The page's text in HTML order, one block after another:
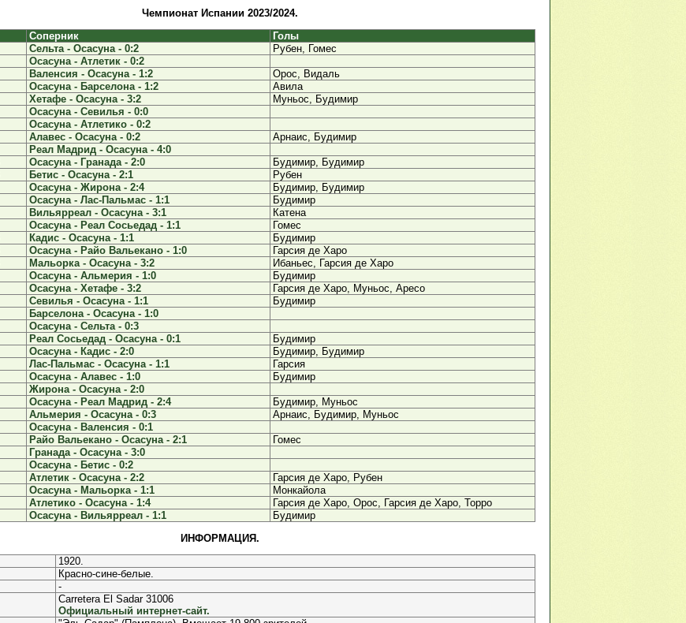
Чемпионат Испании 2023/2024.
Соперник
Голы
Сельта - Осасуна - 0:2
Рубен, Гомес
Осасуна - Атлетик - 0:2
Валенсия - Осасуна - 1:2
Орос, Видаль
Осасуна - Барселона - 1:2
Авила
Хетафе - Осасуна - 3:2
Муньос, Будимир
Осасуна - Севилья - 0:0
Осасуна - Атлетико - 0:2
Алавес - Осасуна - 0:2
Арнаис, Будимир
Реал Мадрид - Осасуна - 4:0
Осасуна - Гранада - 2:0
Будимир, Будимир
Бетис - Осасуна - 2:1
Рубен
Осасуна - Жирона - 2:4
Будимир, Будимир
Осасуна - Лас-Пальмас - 1:1
Будимир
Вильярреал - Осасуна - 3:1
Катена
Осасуна - Реал Сосьедад - 1:1
Гомес
Кадис - Осасуна - 1:1
Будимир
Осасуна - Райо Вальекано - 1:0
Гарсия де Харо
Мальорка - Осасуна - 3:2
Ибаньес, Гарсия де Харо
Осасуна - Альмерия - 1:0
Будимир
Осасуна - Хетафе - 3:2
Гарсия де Харо, Муньос, Аресо
Севилья - Осасуна - 1:1
Будимир
Барселона - Осасуна - 1:0
Осасуна - Сельта - 0:3
Реал Сосьедад - Осасуна - 0:1
Будимир
Осасуна - Кадис - 2:0
Будимир, Будимир
Лас-Пальмас - Осасуна - 1:1
Гарсия
Осасуна - Алавес - 1:0
Будимир
Жирона - Осасуна - 2:0
Осасуна - Реал Мадрид - 2:4
Будимир, Муньос
Альмерия - Осасуна - 0:3
Арнаис, Будимир, Муньос
Осасуна - Валенсия - 0:1
Райо Вальекано - Осасуна - 2:1
Гомес
Гранада - Осасуна - 3:0
Осасуна - Бетис - 0:2
Атлетик - Осасуна - 2:2
Гарсия де Харо, Рубен
Осасуна - Мальорка - 1:1
Монкайола
Атлетико - Осасуна - 1:4
Гарсия де Харо, Орос, Гарсия де Харо, Торро
Осасуна - Вильярреал - 1:1
Будимир
ИНФОРМАЦИЯ.
1920.
Красно-сине-белые.
-
Carretera El Sadar 31006
Официальный интернет-сайт.